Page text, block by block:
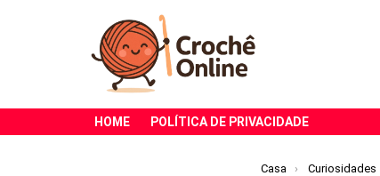
HOME POLÍTICA DE PRIVACIDADE
Você está aqui:
Casa Curiosidades